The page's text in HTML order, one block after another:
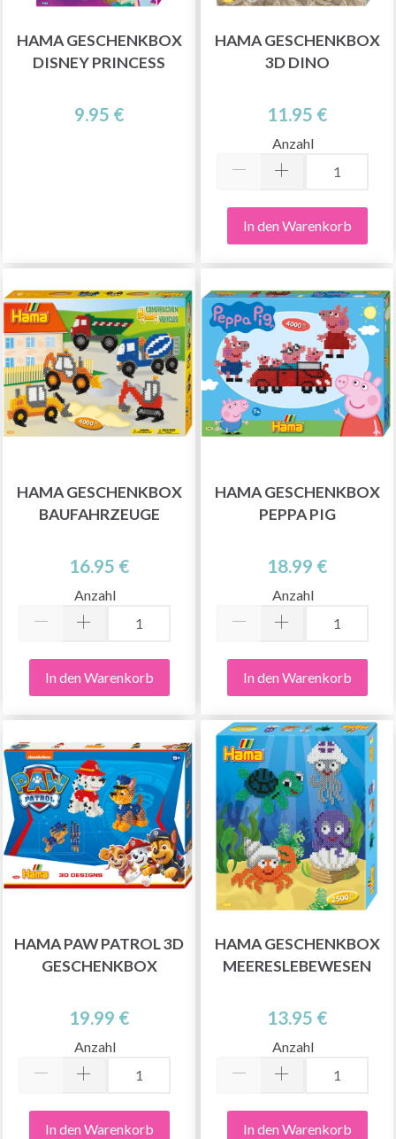
HAMA GESCHENKBOX
DISNEY PRINCESS
9.95 €
HAMA GESCHENKBOX
3D DINO
11.95 €
Anzahl
In den Warenkorb
HAMA GESCHENKBOX
BAUFAHRZEUGE
16.95 €
Anzahl
In den Warenkorb
HAMA GESCHENKBOX
PEPPA PIG
18.99 €
Anzahl
In den Warenkorb
HAMA PAW PATROL 3D
GESCHENKBOX
19.99 €
Anzahl
In den Warenkorb
HAMA GESCHENKBOX
MEERESLEBEWESEN
13.95 €
Anzahl
In den Warenkorb